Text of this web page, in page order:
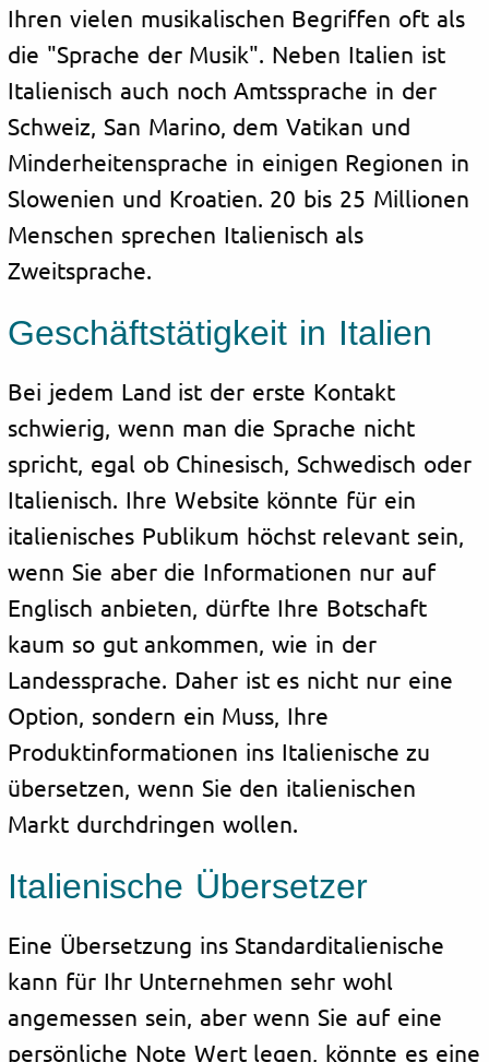
Ihren vielen musikalischen Begriffen oft als
die "Sprache der Musik". Neben Italien ist
Italienisch auch noch Amtssprache in der
Schweiz, San Marino, dem Vatikan und
Minderheitensprache in einigen Regionen in
Slowenien und Kroatien. 20 bis 25 Millionen
Menschen sprechen Italienisch als
Zweitsprache.
Geschäftstätigkeit in Italien
Bei jedem Land ist der erste Kontakt
schwierig, wenn man die Sprache nicht
spricht, egal ob Chinesisch, Schwedisch oder
Italienisch. Ihre Website könnte für ein
italienisches Publikum höchst relevant sein,
wenn Sie aber die Informationen nur auf
Englisch anbieten, dürfte Ihre Botschaft
kaum so gut ankommen, wie in der
Landessprache. Daher ist es nicht nur eine
Option, sondern ein Muss, Ihre
Produktinformationen ins Italienische zu
übersetzen, wenn Sie den italienischen
Markt durchdringen wollen.
Italienische Übersetzer
Eine Übersetzung ins Standarditalienische
kann für Ihr Unternehmen sehr wohl
angemessen sein, aber wenn Sie auf eine
persönliche Note Wert legen, könnte es eine